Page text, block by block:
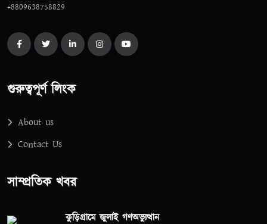
+8809638758829
গুরুত্বপূর্ণ লিংক
About us
Contact Us
সাম্প্রতিক খবর
কুড়িগ্রামে জুলাই গণঅভ্যুত্থান